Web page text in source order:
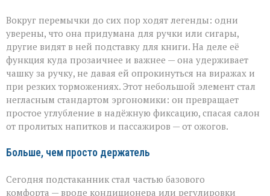
Вокруг перемычки до сих пор ходят легенды: одни
уверены, что она придумана для ручки или сигары,
другие видят в ней подставку для книги. На деле её
функция куда прозаичнее и важнее — она удерживает
чашку за ручку, не давая ей опрокинуться на виражах и
при резких торможениях. Этот небольшой элемент стал
негласным стандартом эргономики: он превращает
простое углубление в надёжную фиксацию, спасая салон
от пролитых напитков и пассажиров — от ожогов.
Больше, чем просто держатель
Сегодня подстаканник стал частью базового
комфорта — вроде кондиционера или регулировки